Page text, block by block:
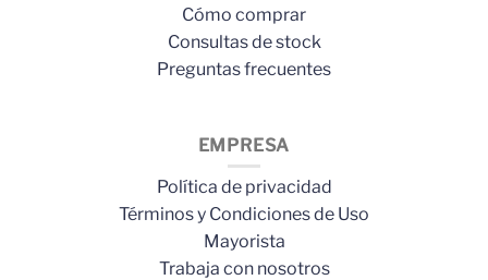
Cómo comprar
Consultas de stock
Preguntas frecuentes
EMPRESA
Política de privacidad
Términos y Condiciones de Uso
Mayorista
Trabaja con nosotros